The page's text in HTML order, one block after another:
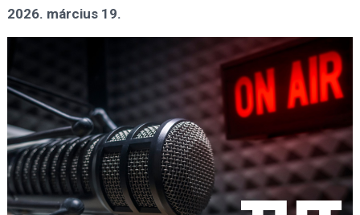
2026. március 19.